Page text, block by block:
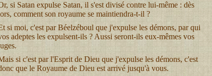
si Satan expulse Satan, il s'est divisé contre lui-même : dès
comment son royaume se maintiendra-t-il ?
si moi, c'est par Béelzéboul que j'expulse les démons, par qui
adeptes les expulsent-ils ? Aussi seront-ils eux-mêmes vos
si c'est par l'Esprit de Dieu que j'expulse les démons, c'est
que le Royaume de Dieu est arrivé jusqu'à vous.